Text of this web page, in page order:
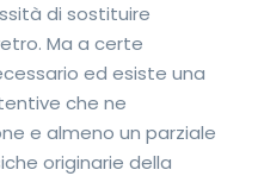
di sostituire
Ma a certe
ed esiste una
che ne
e almeno un parziale
originarie della